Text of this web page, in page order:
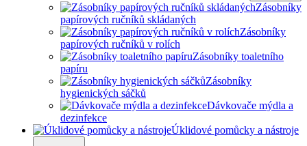
Zásobníky
papírových ručníků skládaných
Zásobníky
papírových ručníků v rolích
Zásobníky toaletního
papíru
Zásobníky
hygienických sáčků
Dávkovače mýdla a
dezinfekce
Úklidové pomůcky a nástroje